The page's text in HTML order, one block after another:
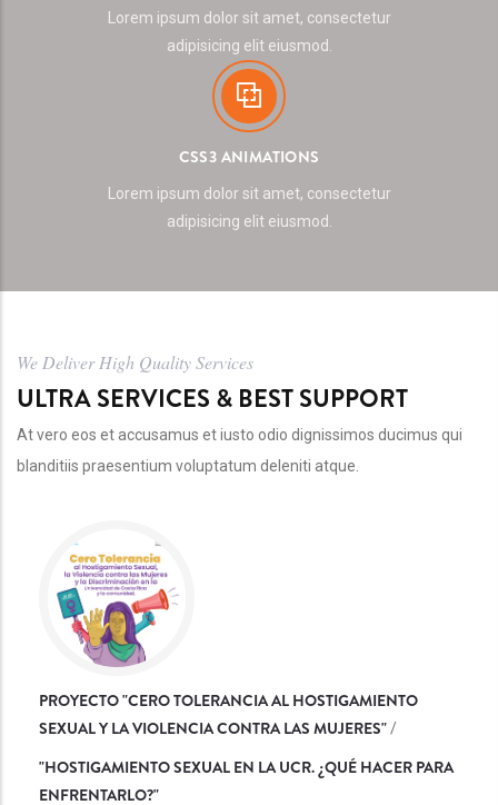
Lorem ipsum dolor sit amet, consectetur
adipisicing elit eiusmod.
CSS3 ANIMATIONS
Lorem ipsum dolor sit amet, consectetur
adipisicing elit eiusmod.
We Deliver High Quality Services
ULTRA SERVICES & BEST SUPPORT
At vero eos et accusamus et iusto odio dignissimos ducimus qui
blanditiis praesentium voluptatum deleniti atque.
PROYECTO "CERO TOLERANCIA AL HOSTIGAMIENTO
SEXUAL Y LA VIOLENCIA CONTRA LAS MUJERES" /
"HOSTIGAMIENTO SEXUAL EN LA UCR. ¿QUÉ HACER PARA
ENFRENTARLO?"